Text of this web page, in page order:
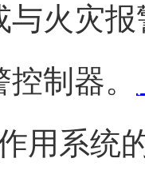
与火灾
制器。
用系统